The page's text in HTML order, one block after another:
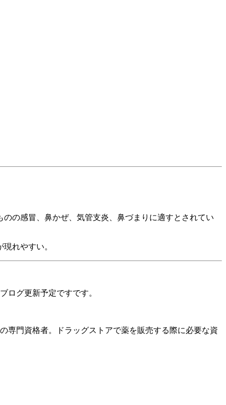
の感冒、鼻かぜ、気管支炎、鼻づまりに適すとされてい
れやすい。
ログ更新予定ですです。
専門資格者。ドラッグストアで薬を販売する際に必要な資